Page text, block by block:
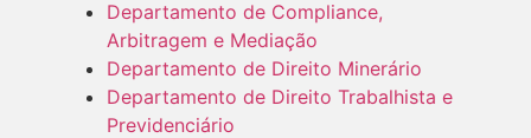
Departamento de Compliance,
Arbitragem e Mediação
Departamento de Direito Minerário
Departamento de Direito Trabalhista e
Previdenciário